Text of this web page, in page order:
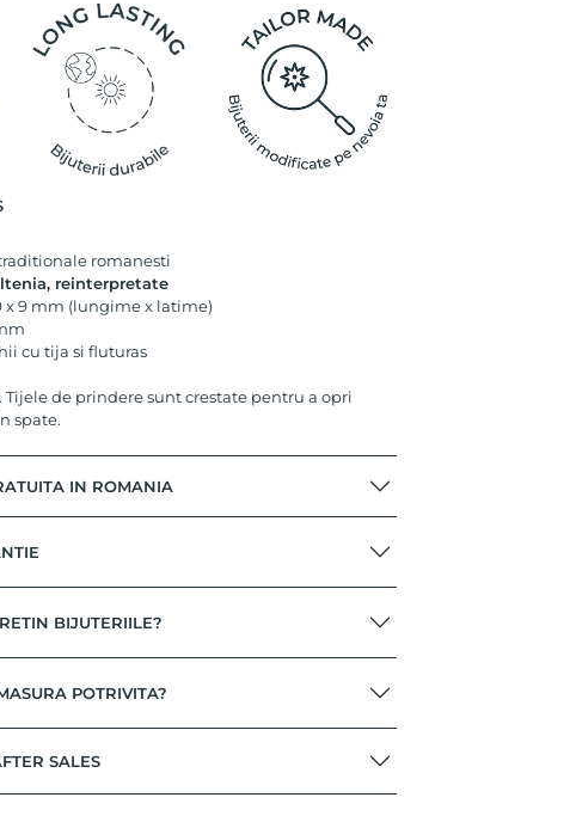
romanesti
reinterpretate
x 9 mm (lungime x latime)
cu tija si fluturas
Tijele de prindere sunt crestate pentru a opri
spate.
IN ROMANIA
BIJUTERIILE?
POTRIVITA?
SALES